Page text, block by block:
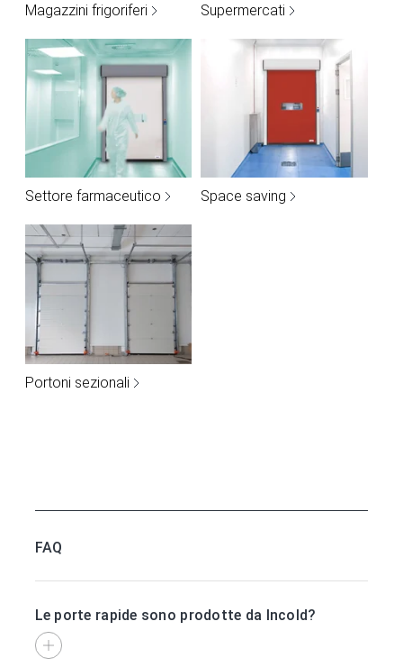
Magazzini frigoriferi Supermercati
Settore farmaceutico Space saving
Portoni sezionali
FAQ
Le porte rapide sono prodotte da Incold?